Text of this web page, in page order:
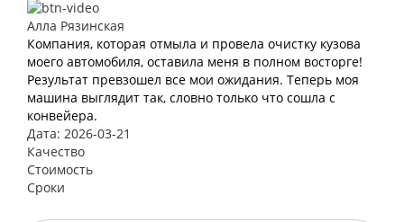
Алла Рязинская
Компания, которая отмыла и провела очистку кузова
моего автомобиля, оставила меня в полном восторге!
Результат превзошел все мои ожидания. Теперь моя
машина выглядит так, словно только что сошла с
конвейера.
Дата: 2026-03-21
Качество
Стоимость
Сроки